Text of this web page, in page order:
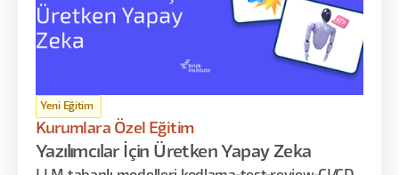
Yeni Eğitim
Kurumlara Özel Eğitim
Yazılımcılar İçin Üretken Yapay Zeka